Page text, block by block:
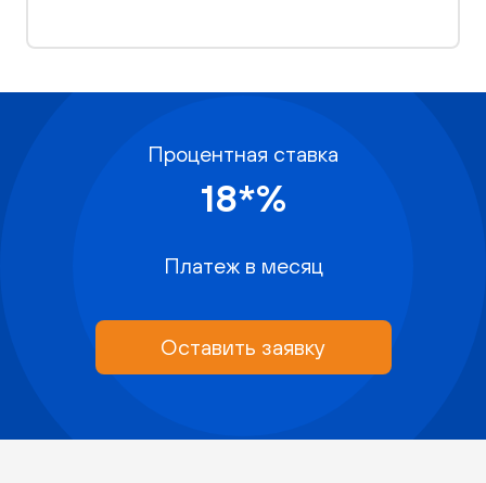
Процентная ставка
18*%
Платеж в месяц
Оставить заявку